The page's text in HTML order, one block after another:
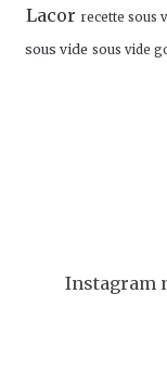
Lacor recette sous
sous vide sous vide
Instagram